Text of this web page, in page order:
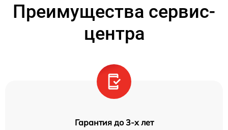
Преимущества сервис-
центра
Гарантия до 3-х лет